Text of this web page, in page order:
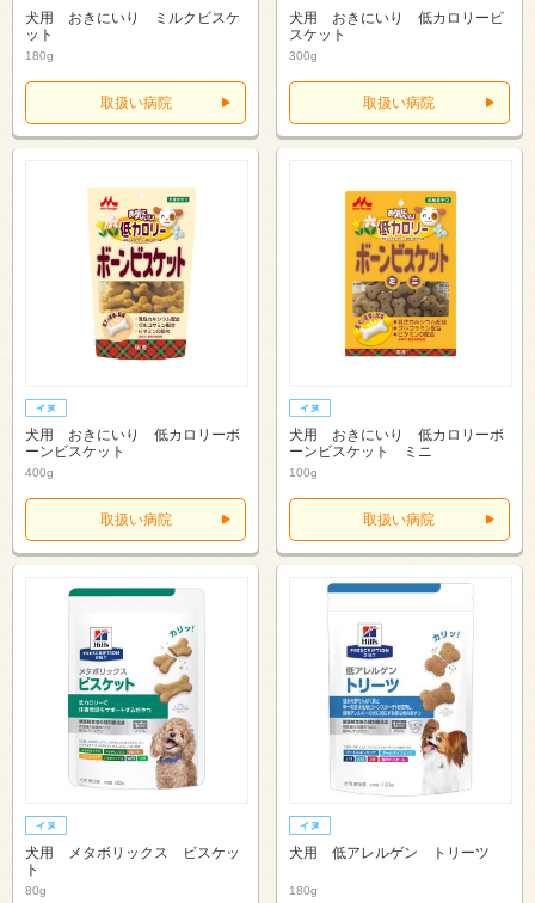
犬用 おきにいり ミルクビスケ
ット
180g
取扱い病院
犬用 おきにいり 低カロリービ
スケット
300g
取扱い病院
犬用 おきにいり 低カロリーボ
ーンビスケット
400g
取扱い病院
犬用 おきにいり 低カロリーボ
ーンビスケット ミニ
100g
取扱い病院
犬用 メタボリックス ビスケッ
ト
80g
犬用 低アレルゲン トリーツ
180g